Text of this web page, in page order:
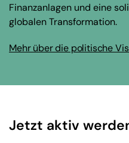
Finanzanlagen und eine
globalen Transformation.
Mehr über die politische
Jetzt aktiv